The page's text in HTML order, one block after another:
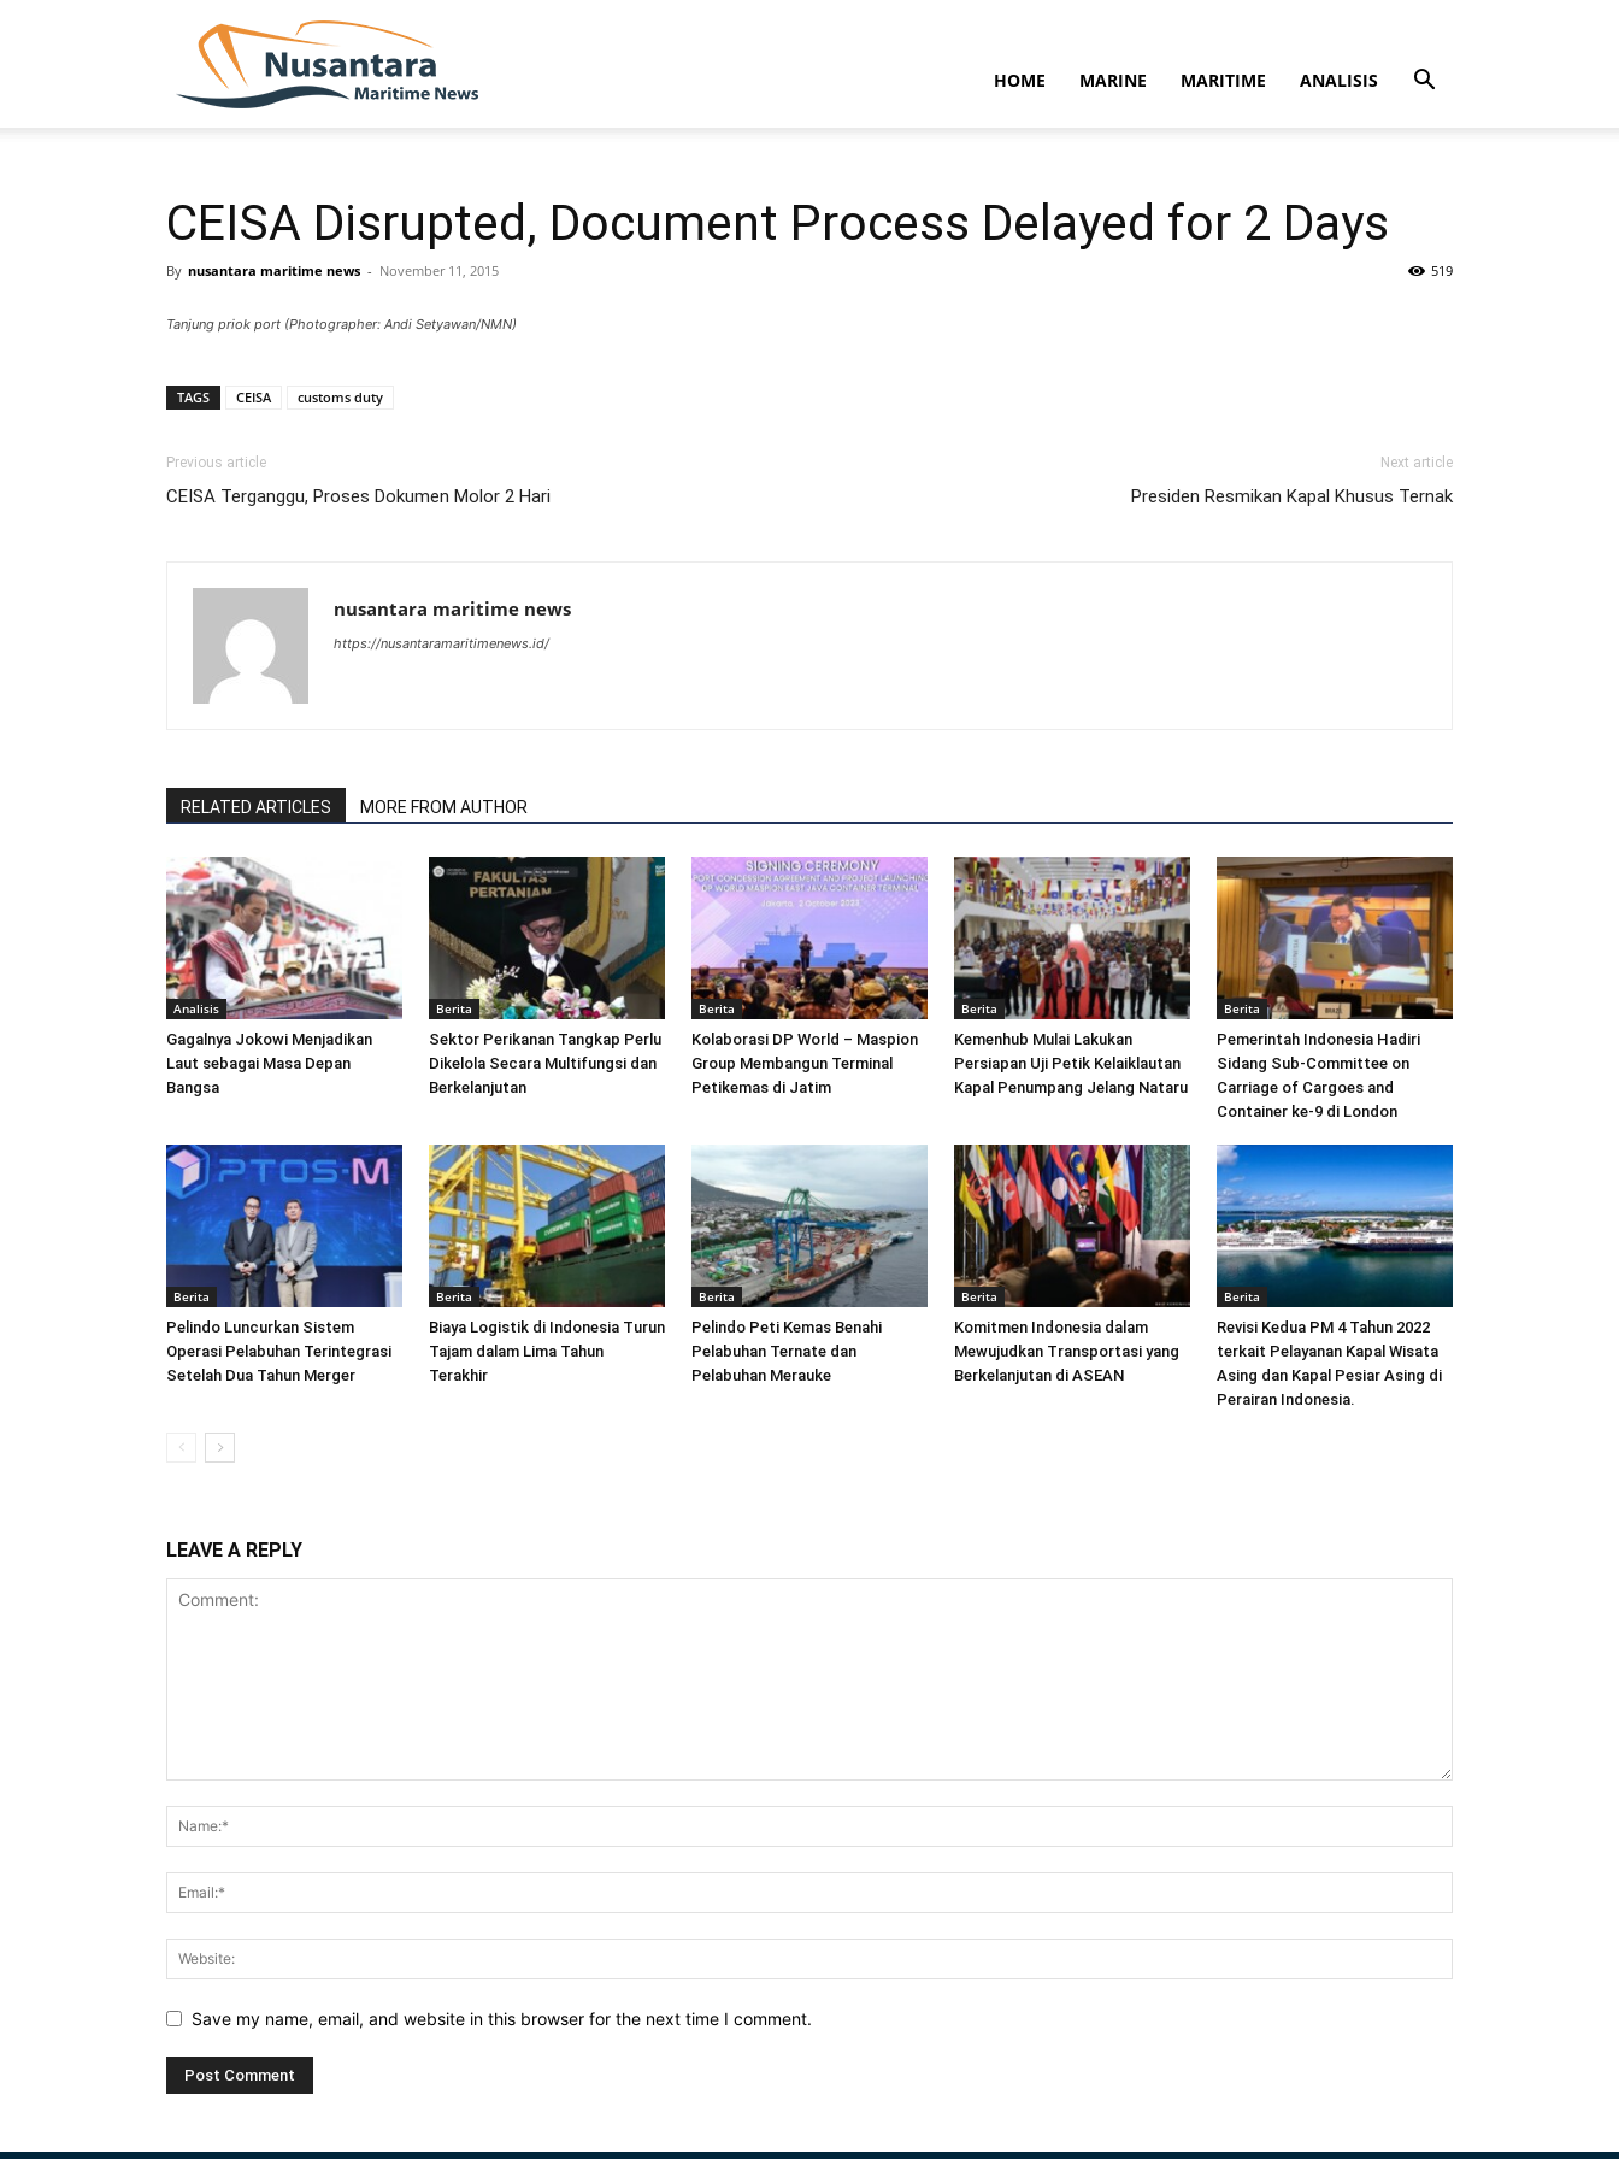
HOME MARINE MARITIME ANALISIS
CEISA Disrupted, Document Process Delayed for 2 Days
By nusantara maritime news - November 11, 2015 519
Tanjung priok port (Photographer: Andi Setyawan/NMN)
TAGS CEISA customs duty
Previous article
CEISA Terganggu, Proses Dokumen Molor 2 Hari
Next article
Presiden Resmikan Kapal Khusus Ternak
nusantara maritime news
https://nusantaramaritimenews.id/
RELATED ARTICLES MORE FROM AUTHOR
Analisis
Gagalnya Jokowi Menjadikan
Laut sebagai Masa Depan
Bangsa
Berita
Sektor Perikanan Tangkap Perlu
Dikelola Secara Multifungsi dan
Berkelanjutan
Berita
Kolaborasi DP World – Maspion
Group Membangun Terminal
Petikemas di Jatim
Berita
Kemenhub Mulai Lakukan
Persiapan Uji Petik Kelaiklautan
Kapal Penumpang Jelang Nataru
Berita
Pemerintah Indonesia Hadiri
Sidang Sub-Committee on
Carriage of Cargoes and
Container ke-9 di London
Berita
Pelindo Luncurkan Sistem
Operasi Pelabuhan Terintegrasi
Setelah Dua Tahun Merger
Berita
Biaya Logistik di Indonesia Turun
Tajam dalam Lima Tahun
Terakhir
Berita
Pelindo Peti Kemas Benahi
Pelabuhan Ternate dan
Pelabuhan Merauke
Berita
Komitmen Indonesia dalam
Mewujudkan Transportasi yang
Berkelanjutan di ASEAN
Berita
Revisi Kedua PM 4 Tahun 2022
terkait Pelayanan Kapal Wisata
Asing dan Kapal Pesiar Asing di
Perairan Indonesia.
LEAVE A REPLY
Save my name, email, and website in this browser for the next time I comment.